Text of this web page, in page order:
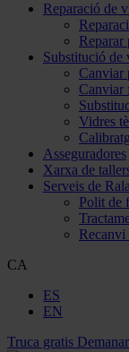
Reparació de
Reparar
Substitució de
Canviar
Canviar
Vidres
Asseguradores
Xarxa de
Serveis de
Polit de
Recanvi
CA
ES
EN
Truca gratis